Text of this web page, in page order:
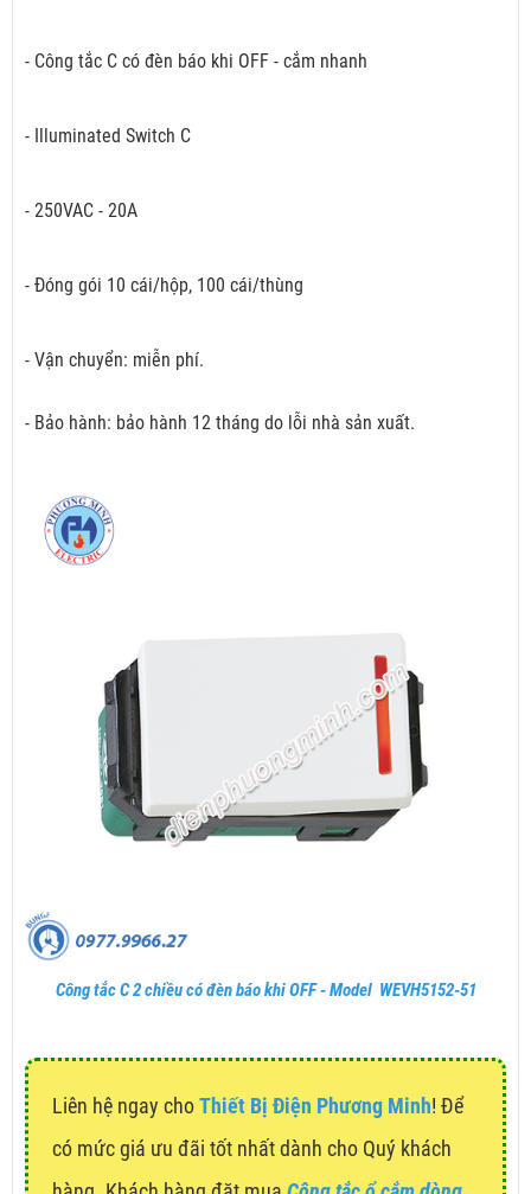
- Công tắc C có đèn báo khi OFF - cắm nhanh
- Illuminated Switch C
- 250VAC - 20A
- Đóng gói 10 cái/hộp, 100 cái/thùng
- Vận chuyển: miễn phí.
- Bảo hành: bảo hành 12 tháng do lỗi nhà sản xuất.
Công tắc C 2 chiều có đèn báo khi OFF - Model WEVH5152-51
Liên hệ ngay choThiết Bị Điện Phương Minh! Để
có mức giá ưu đãi tốt nhất dành cho Quý khách